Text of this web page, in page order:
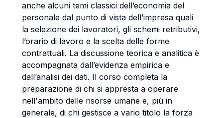
anche alcuni temi classici dell’economia del
personale dal punto di vista dell’impresa quali
la selezione dei lavoratori, gli schemi retributivi,
l’orario di lavoro e la scelta delle forme
contrattuali. La discussione teorica e analitica è
accompagnata dall’evidenza empirica e
dall’analisi dei dati. Il corso completa la
preparazione di chi si appresta a operare
nell'ambito delle risorse umane e, più in
generale, di chi gestisce a vario titolo la forza